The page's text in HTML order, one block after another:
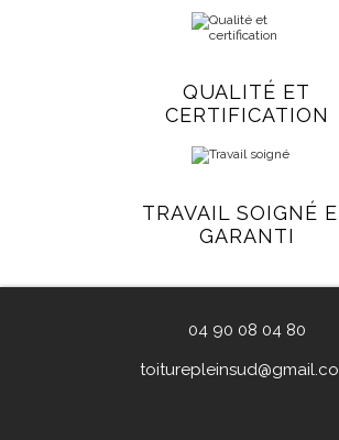
QUALITÉ ET
CERTIFICATION
TRAVAIL SOIGNÉ
GARANTI
04 90 08 04 80